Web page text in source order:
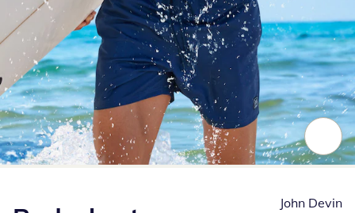
John Devin